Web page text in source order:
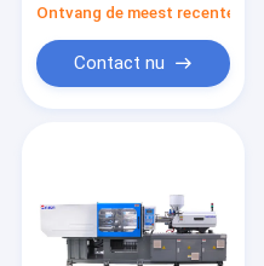
Plasitc-Montage
Ontvang de meest recente Prijs
Contact nu